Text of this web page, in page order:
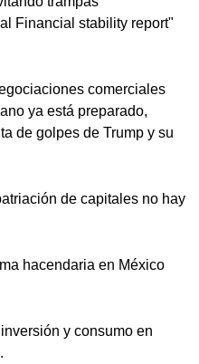
Financial stability report"
comerciales
ya está preparado,
de golpes de Trump y su
de capitales no hay
hacendaria en México
y consumo en